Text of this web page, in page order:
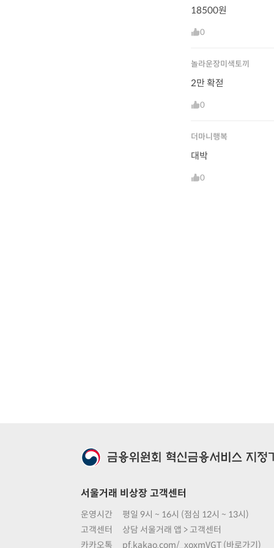
18500원
0
놀라운장미색토끼
2만 확젇
0
더마니행복
대박
0
서울거래 비상장 고객센터
운영시간
평일 9시 ~ 16시 (점심 12시 ~ 13시)
고객센터
상담 서울거래 앱 > 고객센터
카카오톡
pf.kakao.com/_xoxmVGT (바로가기)